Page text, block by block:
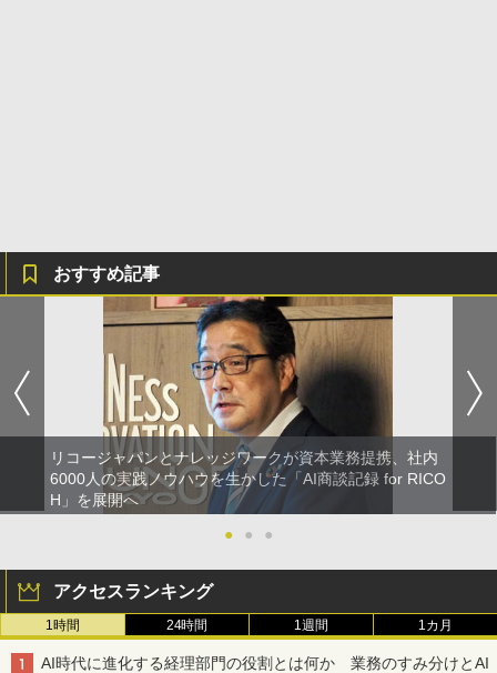
おすすめ記事
リコージャパンとナレッジワークが資本業務提携、社内
6000人の実践ノウハウを生かした「AI商談記録 for RICO
H」を展開へ
●
● ●
アクセスランキング
1時間 24時間 1週間 1カ月
AI時代に進化する経理部門の役割とは何か 業務のすみ分けとAI